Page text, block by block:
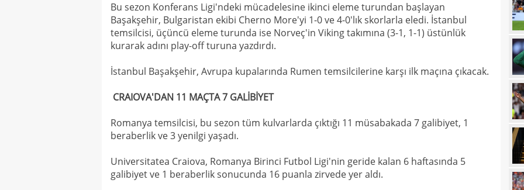
Bu sezon Konferans Ligi'ndeki mücadelesine ikinci eleme turundan başlayan
Başakşehir, Bulgaristan ekibi Cherno More'yi 1-0 ve 4-0'lık skorlarla eledi. İstanbul
temsilcisi, üçüncü eleme turunda ise Norveç'in Viking takımına (3-1, 1-1) üstünlük
kurarak adını play-off turuna yazdırdı.
İstanbul Başakşehir, Avrupa kupalarında Rumen temsilcilerine karşı ilk maçına çıkacak.
CRAIOVA'DAN 11 MAÇTA 7 GALİBİYET
Romanya temsilcisi, bu sezon tüm kulvarlarda çıktığı 11 müsabakada 7 galibiyet, 1
beraberlik ve 3 yenilgi yaşadı.
Universitatea Craiova, Romanya Birinci Futbol Ligi'nin geride kalan 6 haftasında 5
galibiyet ve 1 beraberlik sonucunda 16 puanla zirvede yer aldı.
Ligi